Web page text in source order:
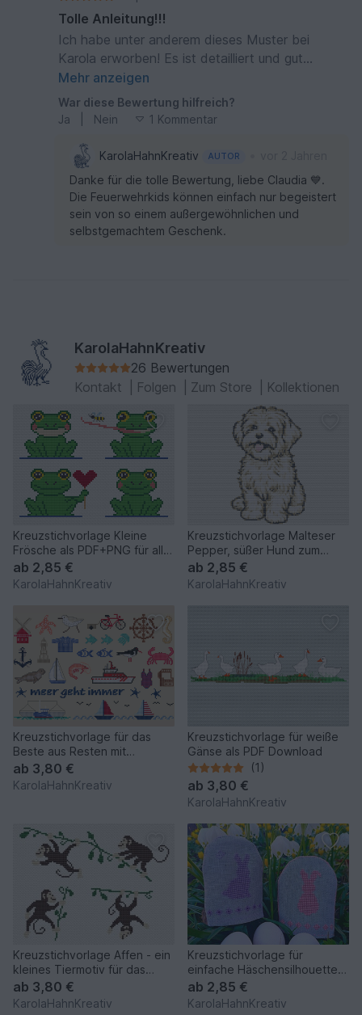
Tolle Anleitung!!!
Ich habe unter anderem dieses Muster bei
Karola erworben! Es ist detailliert und gut
umzusetzen!👍 Bin gespannt was die Kids der
Jugendfeuerwehr zu ihren Handtüchern sagen
werden!
Mehr anzeigen
War diese Bewertung hilfreich?
Ja
Nein 1 Kommentar
KarolaHahnKreativ AUTOR
Danke für die tolle Bewertung, liebe Claudia 💙.
Die Feuerwehrkids können einfach nur begeistert
sein von so einem außergewöhnlichen und
selbstgemachtem Geschenk.
KarolaHahnKreativ
26 Bewertungen
Kontakt
Folgen Zum Store Kollektionen
Kreuzstichvorlage Kleine
Frösche als PDF+PNG für alle,
die Frösche mögen
ab 2,85 €
KarolaHahnKreativ
Kreuzstichvorlage Malteser
Pepper, süßer Hund zum
Selbersticken
ab 2,85 €
KarolaHahnKreativ
Kreuzstichvorlage für das
Beste aus Resten mit
maritimen Stickmotiven, PDF
ab 3,80 €
KarolaHahnKreativ
Kreuzstichvorlage für weiße
Gänse als PDF Download
(1)
ab 3,80 €
KarolaHahnKreativ
Kreuzstichvorlage Affen - ein
kleines Tiermotiv für das
Kinderzimmer
ab 3,80 €
KarolaHahnKreativ
Kreuzstichvorlage für
einfache Häschensilhouetten,
perfekt für Osterdeko
ab 2,85 €
KarolaHahnKreativ